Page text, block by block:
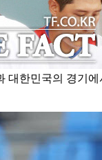
대한민국의 경기